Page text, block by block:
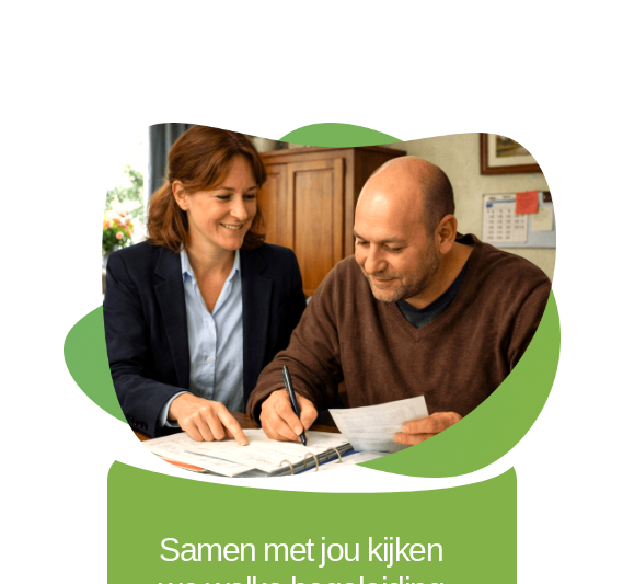
Samen met jou kijken